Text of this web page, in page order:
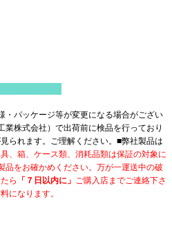
・パッケージ等が変更になる場合がござい
業株式会社）で出荷前に検品を行っており
られます。ご理解ください。■弊社製品は
、箱、ケース類、消耗品類は保証の対象に
品をお確かめください。万が一運送中の破
ら
「７日以内に」 ご購入店までご連絡下さ
になります。